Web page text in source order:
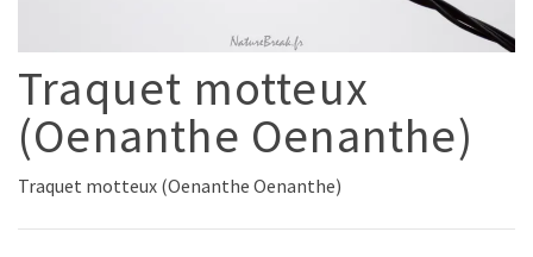
Traquet motteux
(Oenanthe Oenanthe)
Traquet motteux (Oenanthe Oenanthe)